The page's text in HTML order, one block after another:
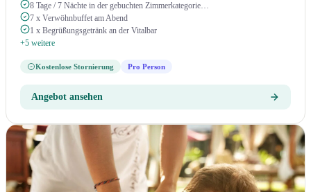
8 Tage / 7 Nächte in der gebuchten Zimmerkategorie…
7 x Verwöhnbuffet am Abend
1 x Begrüßungsgetränk an der Vitalbar
+5 weitere
Kostenlose Stornierung Pro Person
Angebot ansehen